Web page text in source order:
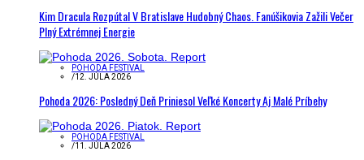
Kim Dracula Rozpútal V Bratislave Hudobný Chaos. Fanúšikovia Zažili Večer
Plný Extrémnej Energie
POHODA FESTIVAL
/12. JÚLA 2026
Pohoda 2026: Posledný Deň Priniesol Veľké Koncerty Aj Malé Príbehy
POHODA FESTIVAL
/11. JÚLA 2026